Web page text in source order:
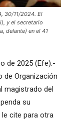
30/11/2024. El
y el secretario
delante) en el 41
de 2025 (Efe).-
de Organización
magistrado del
su
le cite para otra